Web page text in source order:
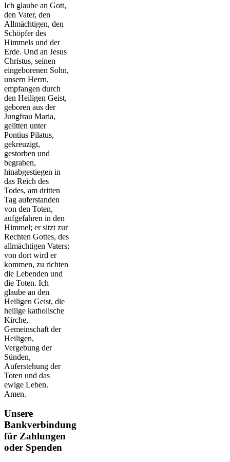
Ich glaube an Gott,
den Vater, den
Allmächtigen, den
Schöpfer des
Himmels und der
Erde. Und an Jesus
Christus, seinen
eingeborenen Sohn,
unsern Herrn,
empfangen durch
den Heiligen Geist,
geboren aus der
Jungfrau Maria,
gelitten unter
Pontius Pilatus,
gekreuzigt,
gestorben und
begraben,
hinabgestiegen in
das Reich des
Todes, am dritten
Tag auferstanden
von den Toten,
aufgefahren in den
Himmel; er sitzt zur
Rechten Gottes, des
allmächtigen Vaters;
von dort wird er
kommen, zu richten
die Lebenden und
die Toten. Ich
glaube an den
Heiligen Geist, die
heilige katholische
Kirche,
Gemeinschaft der
Heiligen,
Vergebung der
Sünden,
Auferstehung der
Toten und das
ewige Leben.
Amen.
Unsere
Bankverbindung
für Zahlungen
oder Spenden